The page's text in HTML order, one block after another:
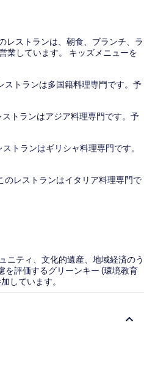
レストランは、朝食、ブランチ、ラ
業しています。 キッズメニューを
ストランは多国籍料理専門です。予
トランはアジア料理専門です。予
トランはギリシャ料理専門です。
のレストランはイタリア料理専門で
ニティ、文化的遺産、地域経済のう
を評価するグリーンキー (環境教育
しています。